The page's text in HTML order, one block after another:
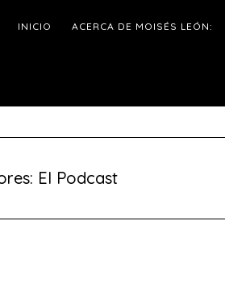
INICIO ACERCA DE MOISÉS LEÓN:
El Podcast